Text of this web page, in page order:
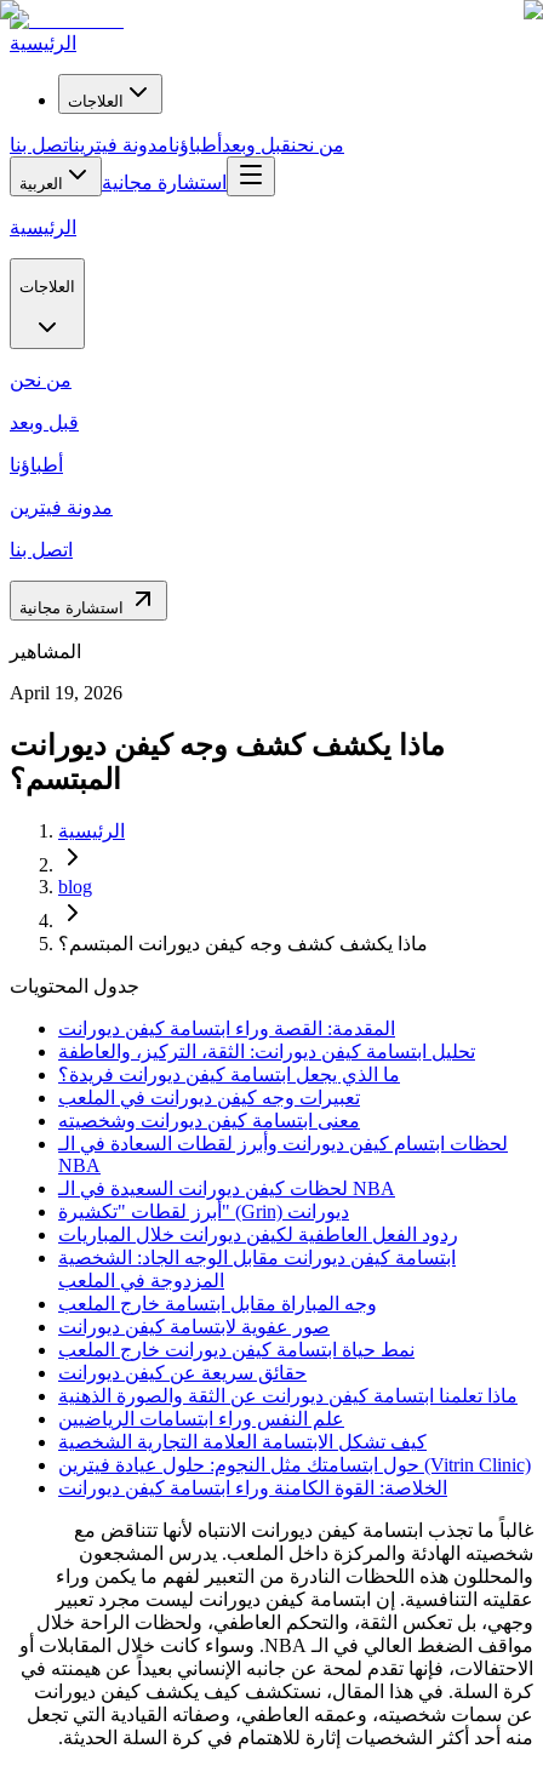
الرئيسية
العلاجات
من نحنقبل وبعد أطباؤنامدونة فيتريناتصل بنا
العربية استشارة مجانية
الرئيسية
العلاجات
من نحن
قبل وبعد
أطباؤنا
مدونة فيترين
اتصل بنا
استشارة مجانية
المشاهير
April 19, 2026
ماذا يكشف كشف وجه كيفن ديورانت
المبتسم؟
الرئيسية
blog
ماذا يكشف كشف وجه كيفن ديورانت المبتسم؟
جدول المحتويات
المقدمة: القصة وراء ابتسامة كيفن ديورانت
تحليل ابتسامة كيفن ديورانت: الثقة، التركيز، والعاطفة
ما الذي يجعل ابتسامة كيفن ديورانت فريدة؟
تعبيرات وجه كيفن ديورانت في الملعب
معنى ابتسامة كيفن ديورانت وشخصيته
لحظات ابتسام كيفن ديورانت وأبرز لقطات السعادة في الـ
NBA
لحظات كيفن ديورانت السعيدة في الـ NBA
أبرز لقطات "تكشيرة" (Grin) ديورانت
ردود الفعل العاطفية لكيفن ديورانت خلال المباريات
ابتسامة كيفن ديورانت مقابل الوجه الجاد: الشخصية
المزدوجة في الملعب
وجه المباراة مقابل ابتسامة خارج الملعب
صور عفوية لابتسامة كيفن ديورانت
نمط حياة ابتسامة كيفن ديورانت خارج الملعب
حقائق سريعة عن كيفن ديورانت
ماذا تعلمنا ابتسامة كيفن ديورانت عن الثقة والصورة الذهنية
علم النفس وراء ابتسامات الرياضيين
كيف تشكل الابتسامة العلامة التجارية الشخصية
حول ابتسامتك مثل النجوم: حلول عيادة فيترين (Vitrin Clinic)
الخلاصة: القوة الكامنة وراء ابتسامة كيفن ديورانت
غالباً ما تجذب ابتسامة كيفن ديورانت الانتباه لأنها تتناقض مع
شخصيته الهادئة والمركزة داخل الملعب. يدرس المشجعون
والمحللون هذه اللحظات النادرة من التعبير لفهم ما يكمن وراء
عقليته التنافسية. إن ابتسامة كيفن ديورانت ليست مجرد تعبير
وجهي، بل تعكس الثقة، والتحكم العاطفي، ولحظات الراحة خلال
مواقف الضغط العالي في الـ NBA. وسواء كانت خلال المقابلات أو
الاحتفالات، فإنها تقدم لمحة عن جانبه الإنساني بعيداً عن هيمنته في
كرة السلة. في هذا المقال، نستكشف كيف يكشف كيفن ديورانت
عن سمات شخصيته، وعمقه العاطفي، وصفاته القيادية التي تجعل
منه أحد أكثر الشخصيات إثارة للاهتمام في كرة السلة الحديثة.